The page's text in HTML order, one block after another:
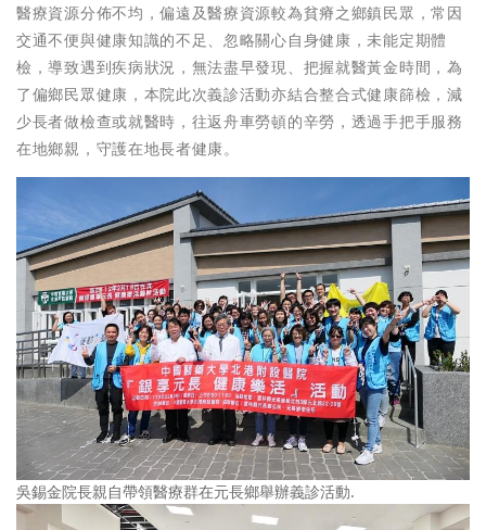
醫療資源分佈不均，偏遠及醫療資源較為貧瘠之鄉鎮民眾，常因
交通不便與健康知識的不足、忽略關心自身健康，未能定期體
檢，導致遇到疾病狀況，無法盡早發現、把握就醫黃金時間，為
了偏鄉民眾健康，本院此次義診活動亦結合整合式健康篩檢，減
少長者做檢查或就醫時，往返舟車勞頓的辛勞，透過手把手服務
在地鄉親，守護在地長者健康。
吳錫金院長親自帶領醫療群在元長鄉舉辦義診活動.